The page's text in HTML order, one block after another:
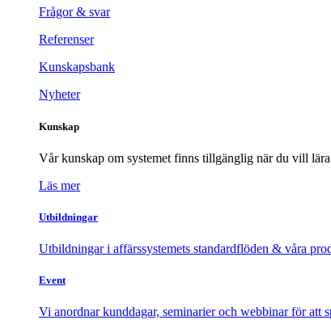
Frågor & svar
Referenser
Kunskapsbank
Nyheter
Kunskap
Vår kunskap om systemet finns tillgänglig när du vill
Läs mer
Utbildningar
Utbildningar i affärssystemets standardflöden & våra
Event
Vi anordnar kunddagar, seminarier och webbinar för att